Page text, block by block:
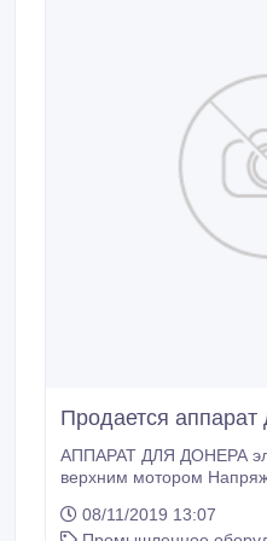
Продается
АППАРАТ ДЛЯ ДОНЕРА
верхним мотором Напряжение - 220В Мощность - 4,
-540*640*940/520*330*950 Вес
08/11/2019 13:07